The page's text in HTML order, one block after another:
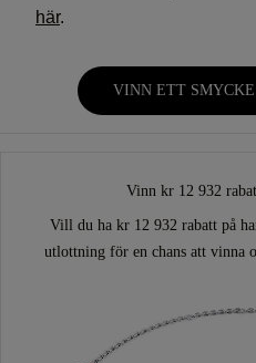
här.
VINN ETT
Vinn kr 12 932
Vill du ha kr 12 932 rabatt på
utlottning för en chans att vinna